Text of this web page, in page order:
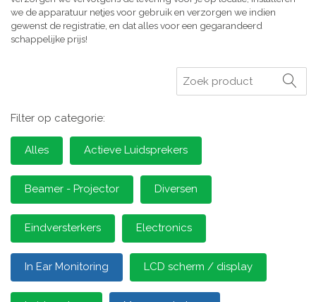
we de apparatuur netjes voor gebruik en verzorgen we indien
gewenst de registratie, en dat alles voor een gegarandeerd
schappelijke prijs!
Zoeken
Filter op categorie:
Alles Actieve Luidsprekers
Beamer - Projector Diversen
Eindversterkers Electronics
In Ear Monitoring LCD scherm / display